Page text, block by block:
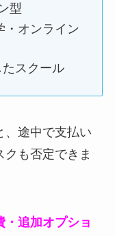
型
・オンライン
スクール
、途中で支払い
も否定できま
・追加オプショ